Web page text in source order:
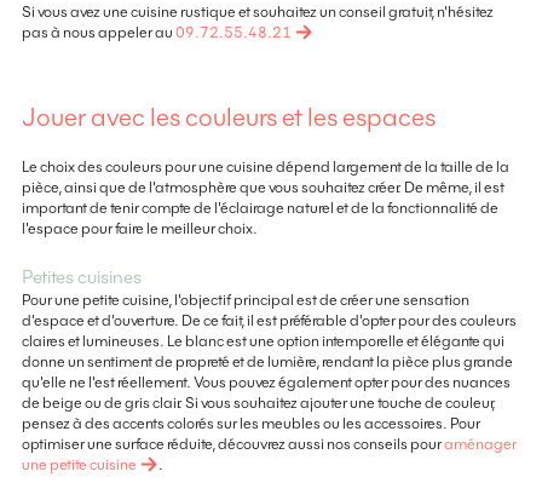
Si vous avez une cuisine rustique et souhaitez un conseil gratuit, n'hésitez
pas à nous appeler au 09.72.55.48.21
Jouer avec les couleurs et les espaces
Le choix des couleurs pour une cuisine dépend largement de la taille de la
pièce, ainsi que de l'atmosphère que vous souhaitez créer. De même, il est
important de tenir compte de l'éclairage naturel et de la fonctionnalité de
l'espace pour faire le meilleur choix.
Petites cuisines
Pour une petite cuisine, l'objectif principal est de créer une sensation
d'espace et d'ouverture. De ce fait, il est préférable d'opter pour des couleurs
claires et lumineuses. Le blanc est une option intemporelle et élégante qui
donne un sentiment de propreté et de lumière, rendant la pièce plus grande
qu'elle ne l'est réellement. Vous pouvez également opter pour des nuances
de beige ou de gris clair. Si vous souhaitez ajouter une touche de couleur,
pensez à des accents colorés sur les meubles ou les accessoires. Pour
optimiser une surface réduite, découvrez aussi nos conseils pouraménager
une petite cuisine
.